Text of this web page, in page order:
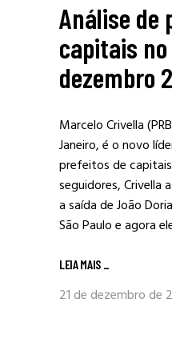
Análise de
capitais no
dezembro
Marcelo Crivella
Janeiro, é o novo
prefeitos de
seguidores, Crivella
a saída de João
São Paulo e agora
LEIA MAIS _
21 de dezembro de